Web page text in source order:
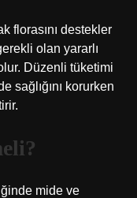
florasını destekler
olan yararlı
Düzenli tüketimi
sağlığını korurken
mide ve